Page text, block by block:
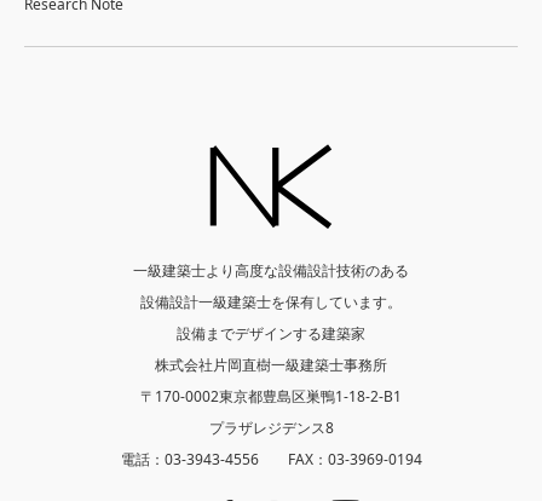
一級建築士より高度な設備設計技術のある
設備設計一級建築士を保有しています。
設備までデザインする建築家
株式会社片岡直樹一級建築士事務所
〒170-0002東京都豊島区巣鴨1-18-2-B1
プラザレジデンス8
電話：03-3943-4556 FAX：03-3969-0194